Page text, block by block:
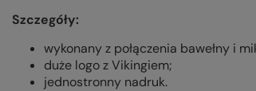
Szczegóły:
wykonany z połączenia bawełny i
duże logo z Vikingiem;
jednostronny nadruk.